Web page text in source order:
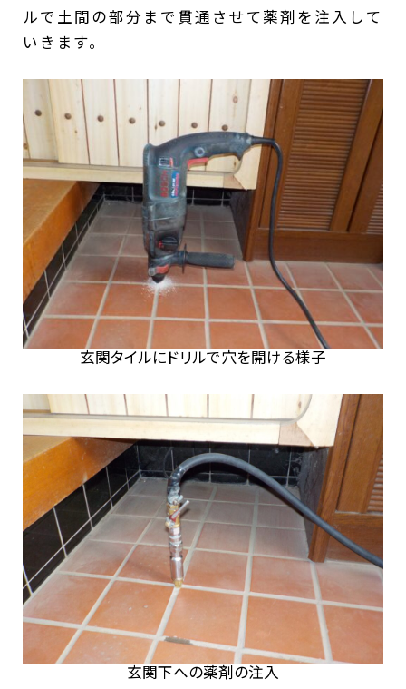
ルで土間の部分まで貫通させて薬剤を注入して
いきます。
玄関タイルにドリルで穴を開ける様子
玄関下への薬剤の注入